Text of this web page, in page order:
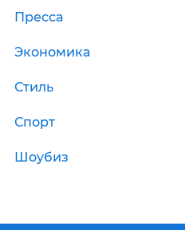
Пресса
Экономика
Стиль
Спорт
Шоубиз